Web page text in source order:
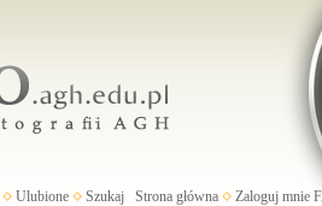
Ulubione Szukaj Strona główna Zaloguj mnie